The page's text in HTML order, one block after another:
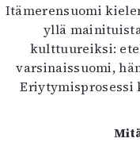
Itämerensuomi
yllä
kulttuureiksi:
varsinaissuomi,
Eriytymisprosessi